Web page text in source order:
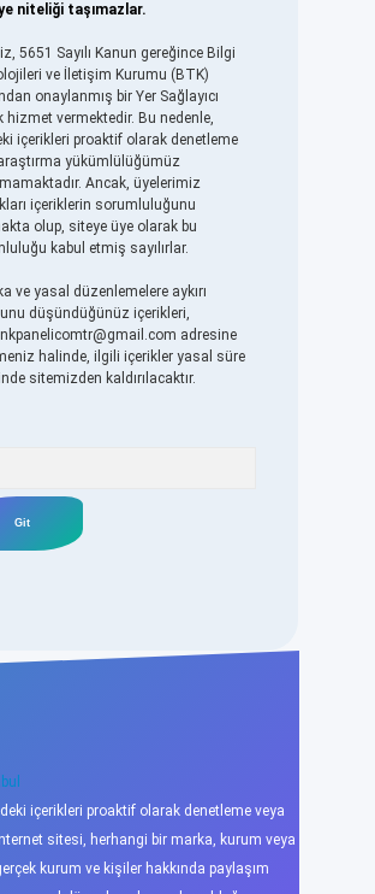
niteliği taşımazlar.
5651 Sayılı Kanun gereğince Bilgi
ve İletişim Kurumu (BTK)
onaylanmış bir Yer Sağlayıcı
hizmet vermektedir. Bu nedenle,
içerikleri proaktif olarak denetleme
yükümlülüğümüz
Ancak, üyelerimiz
içeriklerin sorumluluğunu
olup, siteye üye olarak bu
kabul etmiş sayılırlar.
ve yasal düzenlemelere aykırı
düşündüğünüz içerikleri,
adresine
halinde, ilgili içerikler yasal süre
sitemizden kaldırılacaktır.
içerikleri proaktif olarak denetleme veya
sitesi, herhangi bir marka, kurum veya
kurum ve kişiler hakkında paylaşım